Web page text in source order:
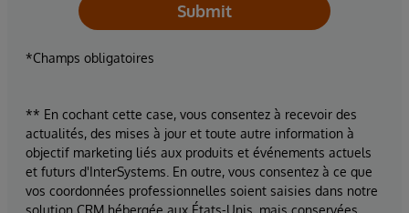
Submit
*Champs obligatoires
** En cochant cette case, vous consentez à recevoir des
actualités, des mises à jour et toute autre information à
objectif marketing liés aux produits et événements actuels
et futurs d'InterSystems. En outre, vous consentez à ce que
vos coordonnées professionnelles soient saisies dans notre
solution CRM hébergée aux États-Unis, mais conservées